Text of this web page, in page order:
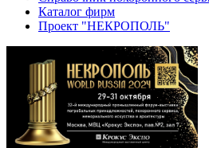
Каталог фирм
Проект "НЕКРОПОЛЬ"